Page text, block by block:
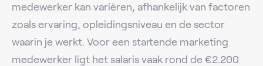
medewerker kan variëren, afhankelijk van factoren
zoals ervaring, opleidingsniveau en de sector
waarin je werkt. Voor een startende marketing
medewerker ligt het salaris vaak rond de €2.200